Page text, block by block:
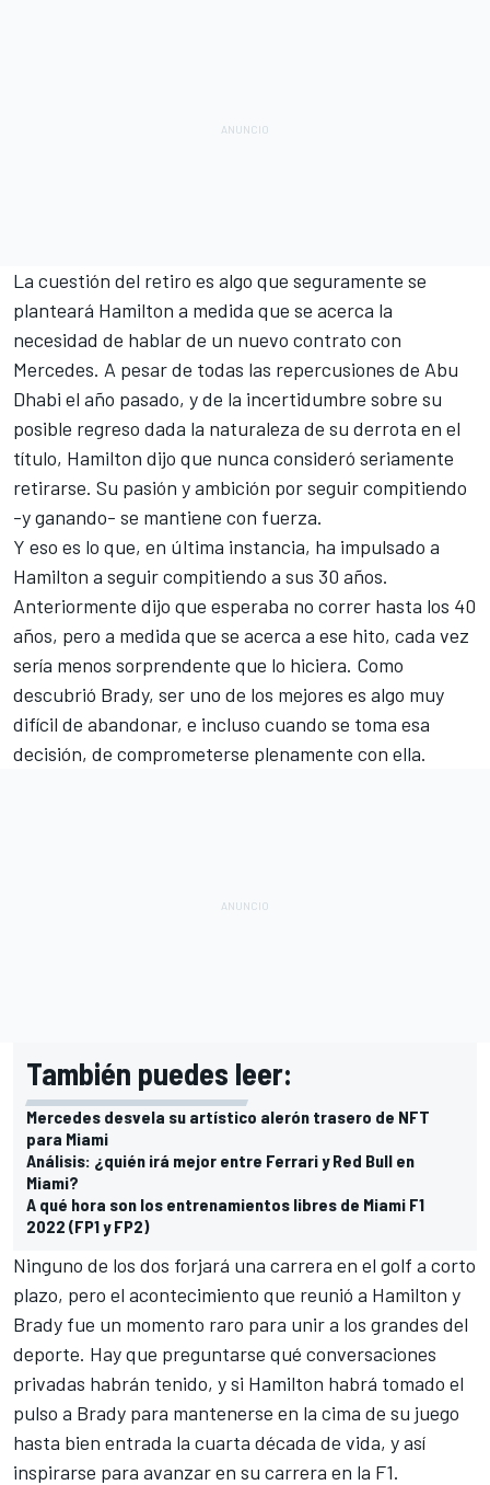
La cuestión del retiro es algo que seguramente se
planteará Hamilton a medida que se acerca la
necesidad de hablar de un nuevo contrato con
Mercedes. A pesar de todas las repercusiones de Abu
Dhabi el año pasado, y de la incertidumbre sobre su
posible regreso dada la naturaleza de su derrota en el
título, Hamilton dijo que nunca consideró seriamente
retirarse. Su pasión y ambición por seguir compitiendo
-y ganando- se mantiene con fuerza.
Y eso es lo que, en última instancia, ha impulsado a
Hamilton a seguir compitiendo a sus 30 años.
Anteriormente dijo que esperaba no correr hasta los 40
años, pero a medida que se acerca a ese hito, cada vez
sería menos sorprendente que lo hiciera. Como
descubrió Brady, ser uno de los mejores es algo muy
difícil de abandonar, e incluso cuando se toma esa
decisión, de comprometerse plenamente con ella.
También puedes leer:
Mercedes desvela su artístico alerón trasero de NFT
para Miami
Análisis: ¿quién irá mejor entre Ferrari y Red Bull en
Miami?
A qué hora son los entrenamientos libres de Miami F1
2022 (FP1 y FP2)
Ninguno de los dos forjará una carrera en el golf a corto
plazo, pero el acontecimiento que reunió a Hamilton y
Brady fue un momento raro para unir a los grandes del
deporte. Hay que preguntarse qué conversaciones
privadas habrán tenido, y si Hamilton habrá tomado el
pulso a Brady para mantenerse en la cima de su juego
hasta bien entrada la cuarta década de vida, y así
inspirarse para avanzar en su carrera en la F1.